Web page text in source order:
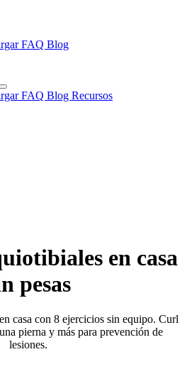
FAQ Blog
FAQ Blog Recursos
en casa
pesas
casa con 8 ejercicios sin equipo. Curl
pierna y más para prevención de
lesiones.